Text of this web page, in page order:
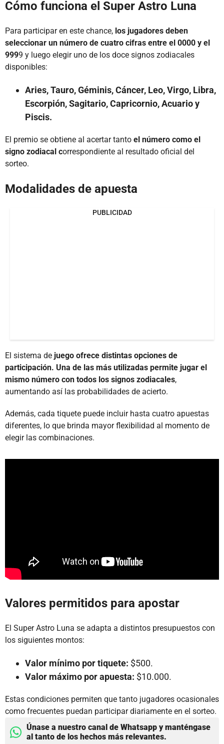
Cómo funciona el Super Astro Luna
Para participar en este chance, los jugadores deben
seleccionar un número de cuatro cifras entre el 0000 y el
9999 y luego elegir uno de los doce signos zodiacales
disponibles:
Aries, Tauro, Géminis, Cáncer, Leo, Virgo, Libra,
Escorpión, Sagitario, Capricornio, Acuario y
Piscis.
El premio se obtiene al acertar tanto el número como el
signo zodiacal correspondiente al resultado oficial del
sorteo.
Modalidades de apuesta
PUBLICIDAD
El sistema de juego ofrece distintas opciones de
participación. Una de las más utilizadas permite jugar el
mismo número con todos los signos zodiacales,
aumentando así las probabilidades de acierto.
Además, cada tiquete puede incluir hasta cuatro apuestas
diferentes, lo que brinda mayor flexibilidad al momento de
elegir las combinaciones.
Valores permitidos para apostar
El Super Astro Luna se adapta a distintos presupuestos con
los siguientes montos:
Valor mínimo por tiquete: $500.
Valor máximo por apuesta: $10.000.
Estas condiciones permiten que tanto jugadores ocasionales
como frecuentes puedan participar diariamente en el sorteo.
Únase a nuestro canal de Whatsapp y manténgase
al tanto de los hechos más relevantes.